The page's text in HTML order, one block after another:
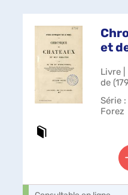
et
Livre
de
Série
Forez